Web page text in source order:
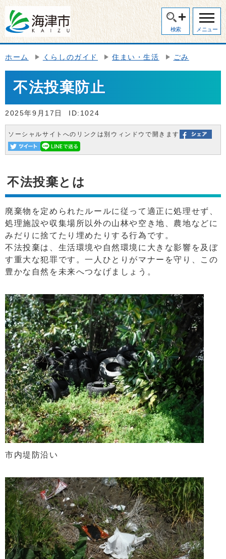
検索 メニュー
ホーム くらしのガイド 住まい・生活 ごみ
不法投棄防止
2025年9月17日 ID:1024
ソーシャルサイトへのリンクは別ウィンドウで開きます
不法投棄とは
廃棄物を定められたルールに従って適正に処理せず、
処理施設や収集場所以外の山林や空き地、農地などに
みだりに捨てたり埋めたりする行為です。
不法投棄は、生活環境や自然環境に大きな影響を及ぼ
す重大な犯罪です。一人ひとりがマナーを守り、この
豊かな自然を未来へつなげましょう。
市内堤防沿い